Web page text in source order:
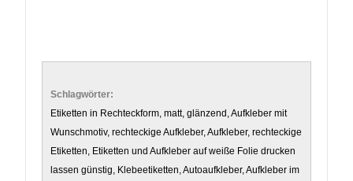
Schlagwörter:
Etiketten in Rechteckform, matt, glänzend, Aufkleber mit
Wunschmotiv, rechteckige Aufkleber, Aufkleber, rechteckige
Etiketten, Etiketten und Aufkleber auf weiße Folie drucken
lassen günstig, Klebeetiketten, Autoaufkleber, Aufkleber im